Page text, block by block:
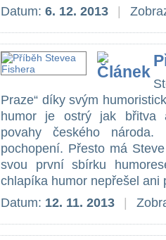
Datum: 6. 12. 2013
Praze“ díky svým
humor je ostrý jak břitva
povahy českého
pochopení. Přesto má
svou první sbírku
chlapíka humor nepřešel ani
Datum: 12. 11. 2013